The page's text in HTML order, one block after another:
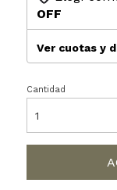
OFF
Ver cuotas y
Cantidad